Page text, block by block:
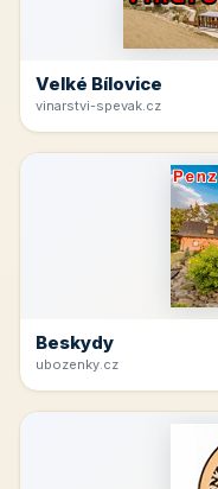
Velké Bílovice
vinarstvi-spevak.cz
Beskydy
ubozenky.cz